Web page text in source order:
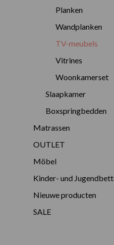
Planken
Wandplanken
TV-meubels
Vitrines
Woonkamerset
Slaapkamer
Boxspringbedden
Matrassen
OUTLET
Möbel
Kinder- und
Nieuwe producten
SALE